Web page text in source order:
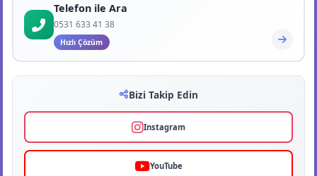
Telefon ile Ara
0531 633 41 38
Hızlı Çözüm
Bizi Takip Edin
Instagram
YouTube